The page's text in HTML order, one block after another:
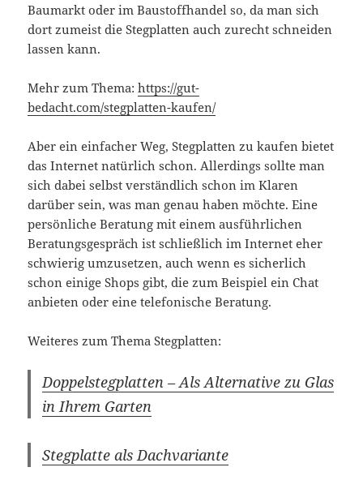
Baumarkt oder im Baustoffhandel so, da man sich
dort zumeist die Stegplatten auch zurecht schneiden
lassen kann.
Mehr zum Thema:https://gut-
bedacht.com/stegplatten-kaufen/
Aber ein einfacher Weg, Stegplatten zu kaufen bietet
das Internet natürlich schon. Allerdings sollte man
sich dabei selbst verständlich schon im Klaren
darüber sein, was man genau haben möchte. Eine
persönliche Beratung mit einem ausführlichen
Beratungsgespräch ist schließlich im Internet eher
schwierig umzusetzen, auch wenn es sicherlich
schon einige Shops gibt, die zum Beispiel ein Chat
anbieten oder eine telefonische Beratung.
Weiteres zum Thema Stegplatten:
Doppelstegplatten – Als Alternative zu Glas
in Ihrem Garten
Stegplatte als Dachvariante